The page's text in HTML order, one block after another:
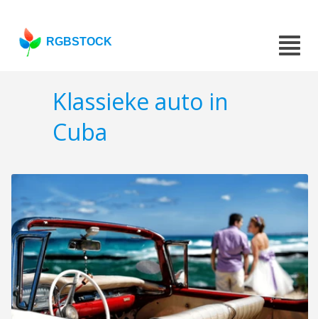
RGBSTOCK
Klassieke auto in
Cuba